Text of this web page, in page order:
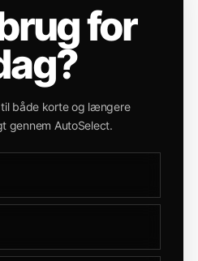
for
både korte og længere
gennem AutoSelect.